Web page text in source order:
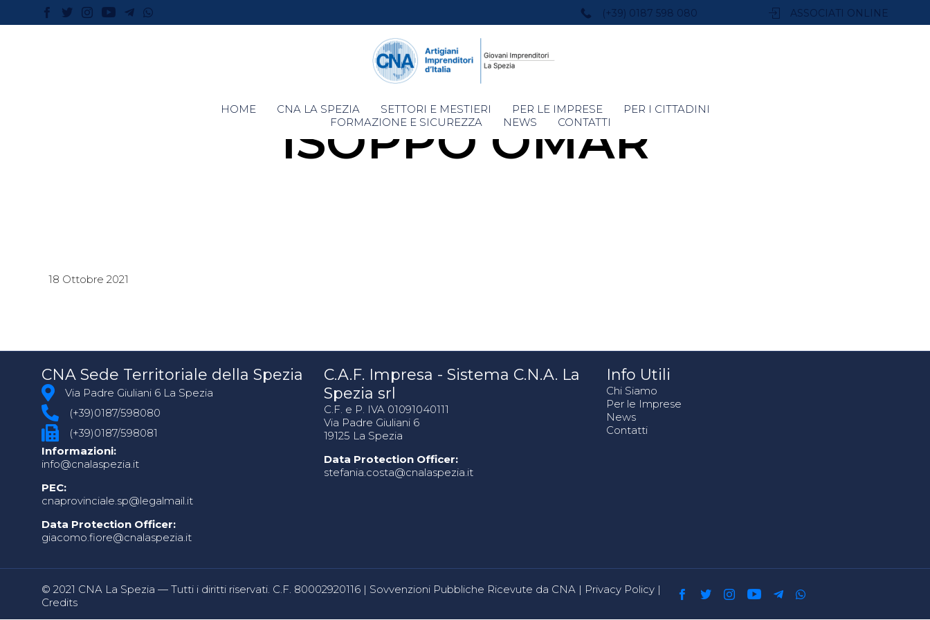
(+39) 0187 598 080 ASSOCIATI ONLINE
Skip
to
HOME CNA LA SPEZIA SETTORI E MESTIERI PER LE IMPRESE
PER I CITTADINI
FORMAZIONE E SICUREZZA
NEWS CONTATTI
ISOPPO OMAR
18 Ottobre 2021
CNA Sede Territoriale della Spezia
Via Padre Giuliani 6 La Spezia
(+39)0187/598080
(+39)0187/598081
Informazioni:
info@cnalaspezia.it
PEC:
cnaprovinciale.sp@legalmail.it
Data Protection Officer:
giacomo.fiore@cnalaspezia.it
C.A.F. Impresa - Sistema C.N.A. La
Spezia srl
C.F. e P. IVA 01091040111
Via Padre Giuliani 6
19125 La Spezia
Data Protection Officer:
stefania.costa@cnalaspezia.it
Info Utili
Chi Siamo
Per le Imprese
News
Contatti
© 2021 CNA La Spezia — Tutti i diritti riservati. C.F. 80002920116 | Sovvenzioni Pubbliche Ricevute da CNA | Privacy Policy |
Credits